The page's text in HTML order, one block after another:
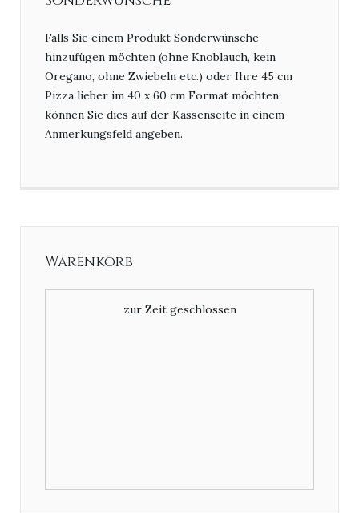
Falls Sie einem Produkt Sonderwünsche
hinzufügen möchten (ohne Knoblauch, kein
Oregano, ohne Zwiebeln etc.) oder Ihre 45 cm
Pizza lieber im 40 x 60 cm Format möchten,
können Sie dies auf der Kassenseite in einem
Anmerkungsfeld angeben.
Warenkorb
zur Zeit geschlossen